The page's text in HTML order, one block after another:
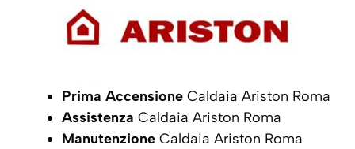
Prima Accensione Caldaia Ariston Roma
Assistenza Caldaia Ariston Roma
Manutenzione Caldaia Ariston Roma